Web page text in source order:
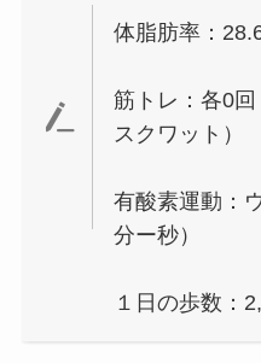
体脂肪率：
筋トレ：各0回
スクワット）
有酸素運動：
分ー秒）
１日の歩数：